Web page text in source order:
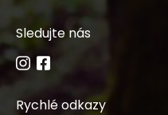
Sledujte nás
Rychlé odkazy